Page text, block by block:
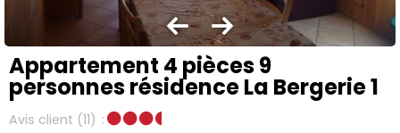
Appartement 4 pièces 9
personnes résidence La Bergerie 1
Avis client (11)